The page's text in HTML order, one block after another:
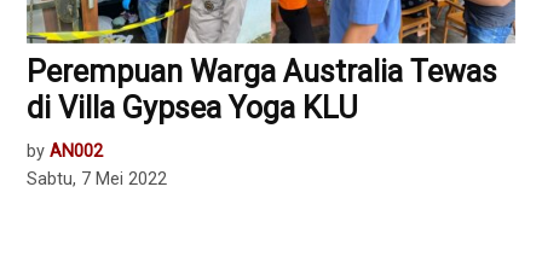
Perempuan Warga Australia Tewas
di Villa Gypsea Yoga KLU
by AN002
Sabtu, 7 Mei 2022